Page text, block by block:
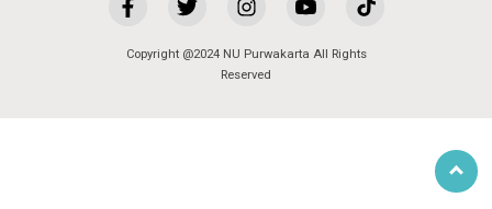
Copyright @2024 NU Purwakarta All Rights
Reserved